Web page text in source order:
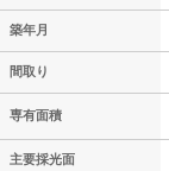
築年月
間取り
専有面積
主要採光面